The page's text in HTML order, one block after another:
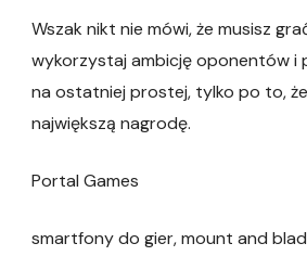
Wszak nikt nie mówi, że musisz
wykorzystaj ambicję oponentów i
na ostatniej prostej, tylko po to,
największą nagrodę.
Portal Games
smartfony do gier, mount and